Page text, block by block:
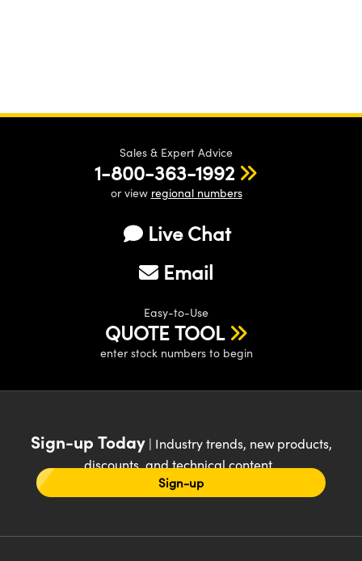
Sales & Expert Advice
1-800-363-1992
or view regional numbers
Live Chat
Email
Easy-to-Use
QUOTE TOOL
enter stock numbers to begin
Sign-up Today| Industry trends, new products,
discounts, and technical content
Sign-up